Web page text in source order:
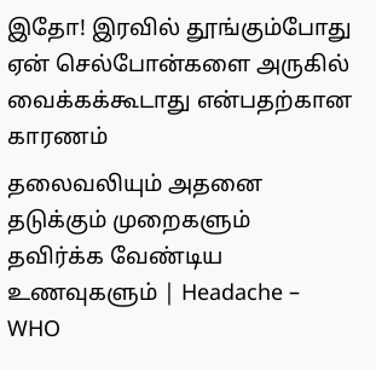
இதோ! இரவில் தூங்கும்போது
ஏன் செல்போன்களை அருகில்
வைக்கக்கூடாது என்பதற்கான
காரணம்
தலைவலியும் அதனை
தடுக்கும் முறைகளும்
தவிர்க்க வேண்டிய
உணவுகளும் | Headache –
WHO